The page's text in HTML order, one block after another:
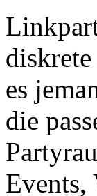
es
die
Events,